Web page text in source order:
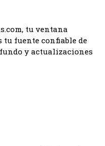
tu ventana
tu fuente confiable de
y actualizaciones